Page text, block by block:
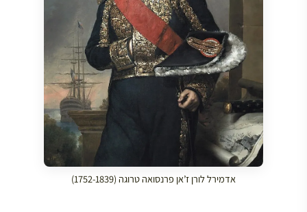
אדמירל לורן ז’אן פרנסואה טרוגה (1752-1839)